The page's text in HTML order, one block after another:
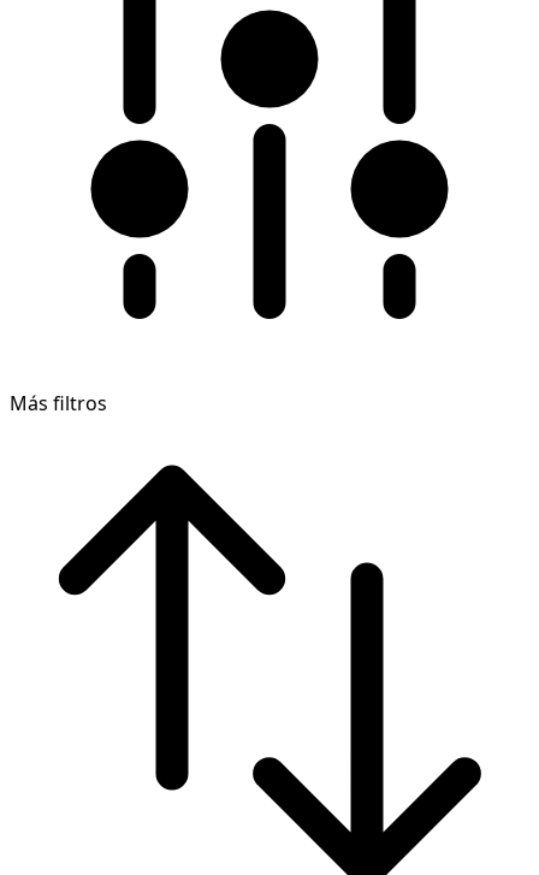
Más filtros